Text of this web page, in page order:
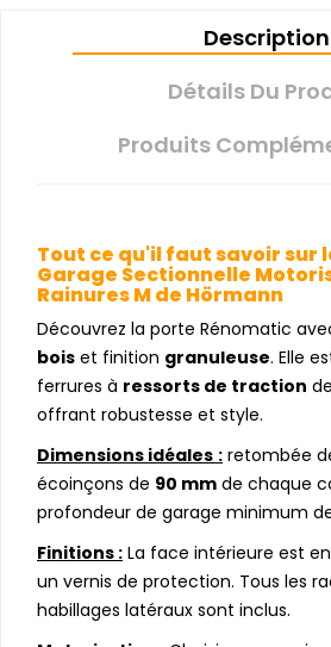
Description
Détails Du
Produits
Tout ce qu'il faut savoir sur
Garage Sectionnelle
Rainures M de Hörmann
Découvrez la porte Rénomatic
bois et finition granuleuse. Elle
ferrures à ressorts de traction
offrant robustesse et style.
Dimensions idéales : retombée
écoinçons de 90 mm de chaque
profondeur de garage minimum
Finitions : La face intérieure est
un vernis de protection. Tous les
habillages latéraux sont inclus.